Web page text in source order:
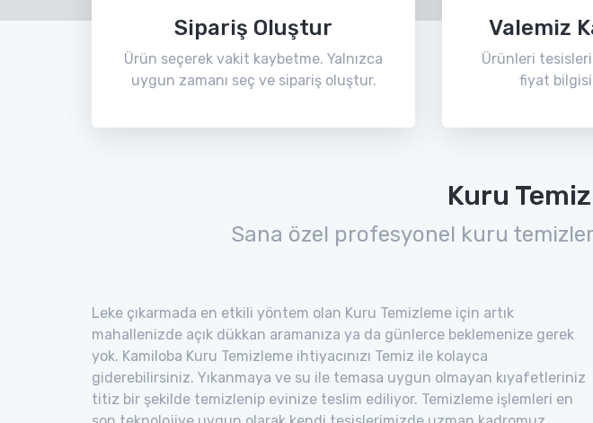
Sipariş Oluştur
Ürün seçerek vakit kaybetme. Yalnızca
uygun zamanı seç ve sipariş oluştur.
Valemiz
Ürünleri
fiyat
Kuru
Sana özel profesyonel kuru
Leke çıkarmada en etkili yöntem olan Kuru Temizleme için artık
mahallenizde açık dükkan aramanıza ya da günlerce beklemenize gerek
yok. Kamiloba Kuru Temizleme ihtiyacınızı Temiz ile kolayca
giderebilirsiniz. Yıkanmaya ve su ile temasa uygun olmayan kıyafetleriniz
titiz bir şekilde temizlenip evinize teslim ediliyor. Temizleme işlemleri en